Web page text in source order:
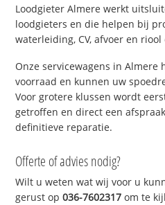
Loodgieter Almere werkt
loodgieters en die helpen bij
waterleiding, CV, afvoer en riool
Onze servicewagens in
voorraad en kunnen uw
Voor grotere klussen wordt
getroffen en direct een
definitieve reparatie.
Offerte of advies nodig?
Wilt u weten wat wij voor u
gerust op036-7602317 om te